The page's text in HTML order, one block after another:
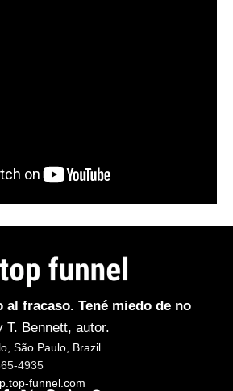
al fracaso. Tené miedo de no
Bennett, autor.
São Paulo, Brazil
4935
funnel.com